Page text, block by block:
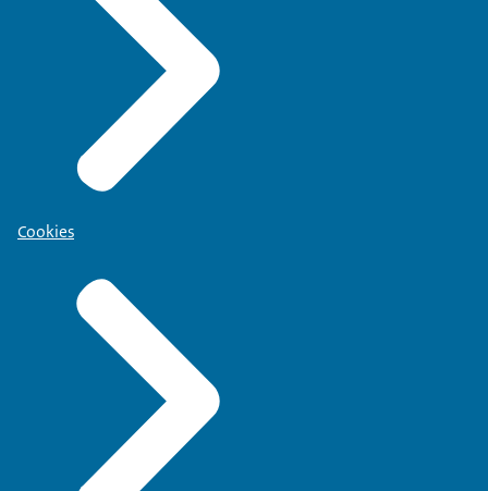
Cookies